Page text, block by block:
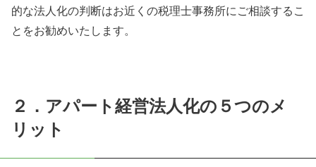
的な法人化の判断はお近くの税理士事務所にご相談するこ
とをお勧めいたします。
２．アパート経営法人化の５つのメ
リット